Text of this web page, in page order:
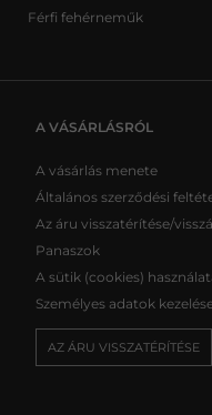
Férfi fehérneműk
A VÁSÁRLÁSRÓL
A vásárlás menete
Általános szerződési
Az áru visszatérítése/
Panaszok
A sütik (cookies)
Személyes adatok
AZ ÁRU VISSZATÉRÍTÉSE